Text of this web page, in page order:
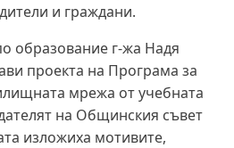
и граждани.
образование г-жа Надя
проекта на Програма за
мрежа от учебната
на Общинския съвет
изложиха мотивите,